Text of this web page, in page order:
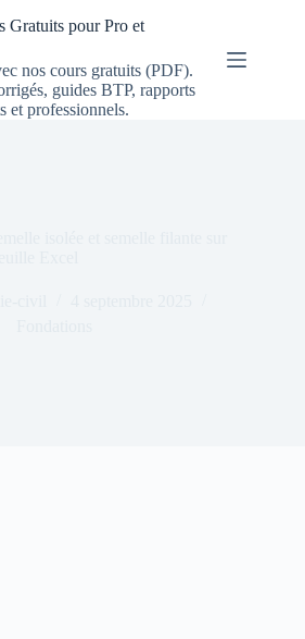
pour Pro et
nos cours gratuits (PDF).
guides BTP, rapports
et professionnels.